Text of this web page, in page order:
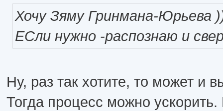
Хочу Зяму Гринмана-Юрьева
ЕСли нужно -распознаю и
Ну, раз так хотите, то может и
Тогда процесс можно